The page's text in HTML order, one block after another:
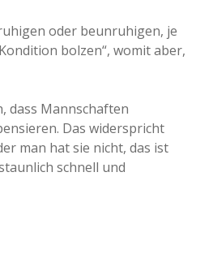
oder beunruhigen, je
bolzen“, womit aber,
dass Mannschaften
Das widerspricht
man hat sie nicht, das ist
schnell und